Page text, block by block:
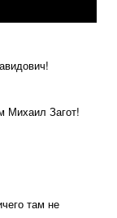
Михаил Загот!
там не